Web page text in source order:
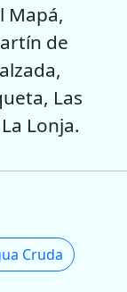
Mapá,
de
Las
Lonja.
Cruda